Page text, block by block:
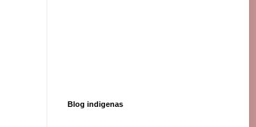
Blog indigenas